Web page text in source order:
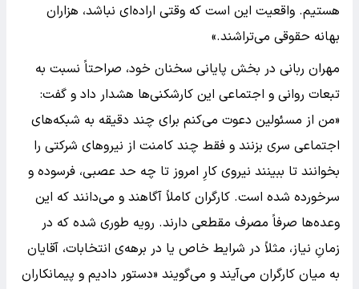
هستیم. واقعیت این است که وقتی اراده‌ای نباشد، هزاران
بهانه حقوقی می‌تراشند.»
مهران ربانی در بخش پایانی سخنان خود، صراحتاً نسبت به
تبعات روانی و اجتماعی این کارشکنی‌ها هشدار داد و گفت:
«من از مسئولین دعوت می‌کنم برای چند دقیقه به شبکه‌های
اجتماعی سری بزنند و فقط چند کامنت از نیروهای شرکتی را
بخوانند تا ببینند نیروی کارِ امروز تا چه حد عصبی، فرسوده و
سرخورده شده است. کارگران کاملاً آگاهند و می‌دانند که این
وعده‌ها صرفاً مصرف مقطعی دارند. رویه طوری شده که در
زمانِ نیاز، مثلاً در شرایط خاص یا در برهه‌ی انتخابات، آقایان
به میان کارگران می‌آیند و می‌گویند «دستور دادیم و پیمانکاران